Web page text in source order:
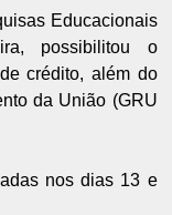
Educacionais
possibilitou o
crédito, além do
da União (GRU
nos dias 13 e